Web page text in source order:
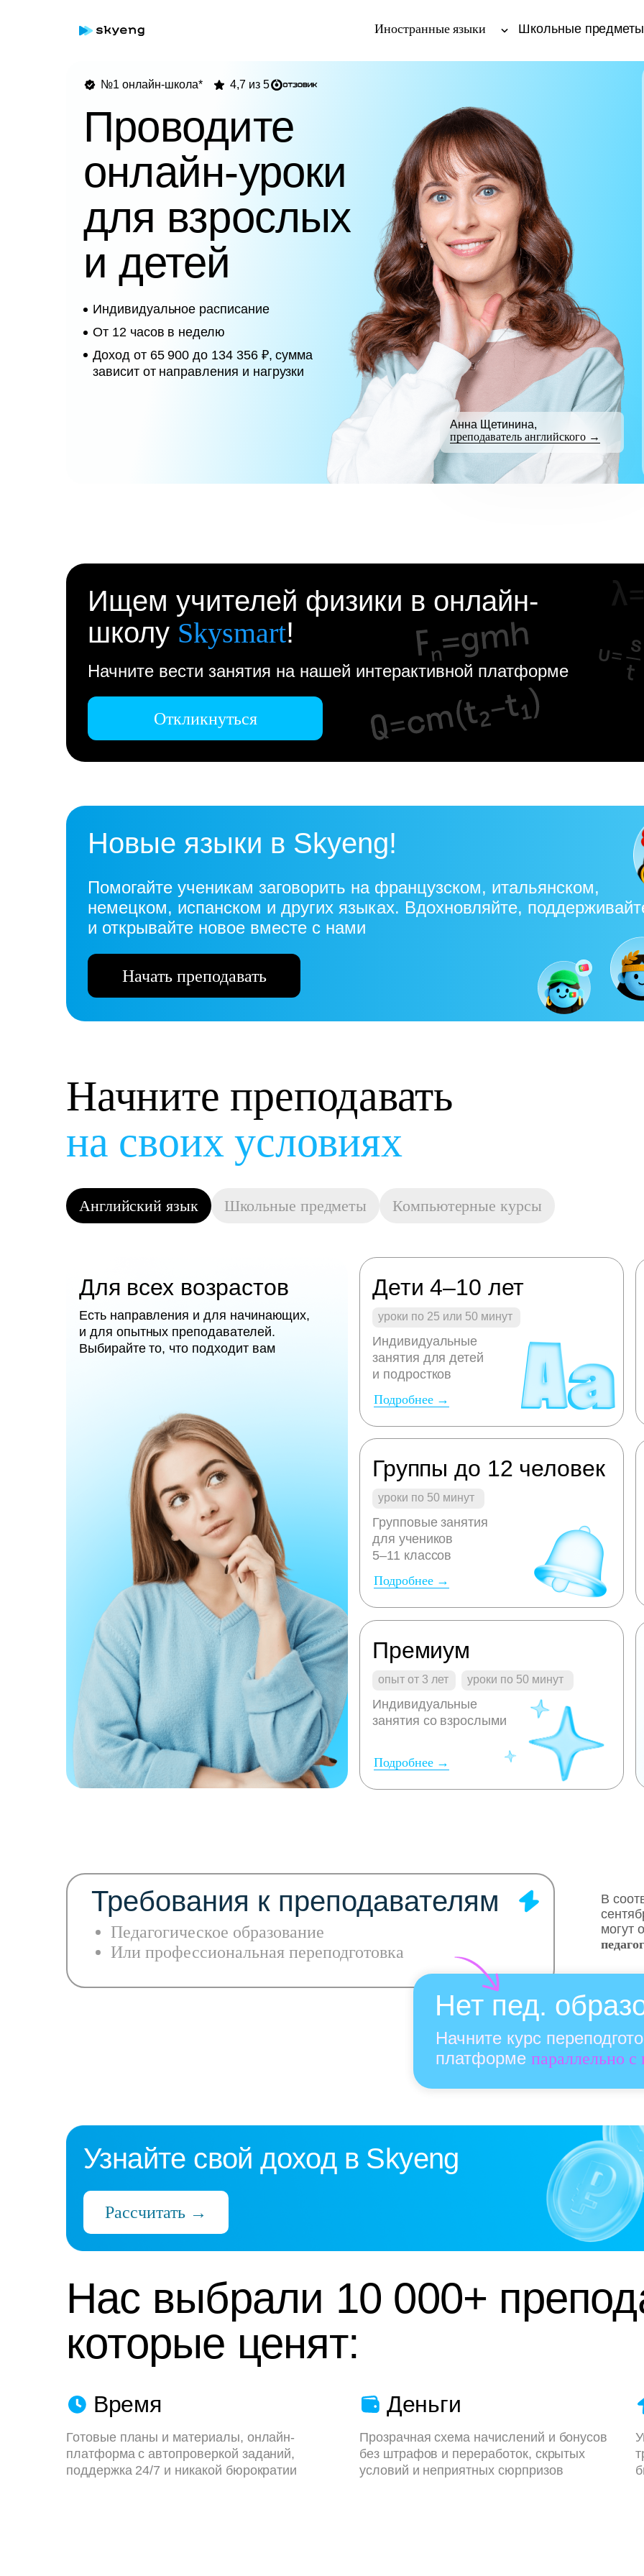
Иностранные языки Школьные предметы
№1 онлайн-школа*
Индивидуальное расписание
От 12 часов в неделю
Доход от 65 900 до 134 356 ₽, сумма
зависит от направления и нагрузки
4,7 из 5
Проводите
онлайн-уроки
для взрослых
и детей
Анна Щетинина,
преподаватель английского →
Ищем учителей физики в онлайн-
школу Skysmart!
Начните вести занятия на нашей интерактивной платформе
Откликнуться
Новые языки в Skyeng!
Помогайте ученикам заговорить на французском, итальянском,
немецком, испанском и других языках. Вдохновляйте,
и открывайте новое вместе с нами
Начать преподавать
Начните преподавать
на своих условиях
Английский язык Школьные предметы Компьютерные курсы
Для всех возрастов
Есть направления и для начинающих,
и для опытных преподавателей.
Выбирайте то, что подходит вам
Дети 4–10 лет
уроки по 25 или 50 минут
Индивидуальные
занятия для детей
и подростков
Подробнее →
Групповые занятия
для учеников
5–11 классов
уроки по 50 минут
Группы до 12 человек
Подробнее →
Премиум
опыт от 3 лет уроки по 50 минут
Индивидуальные
занятия со взрослыми
Подробнее →
Педагогическое образование
Или профессиональная переподготовка
В
могут
Начните курс
платформе параллельно с
Требования к преподавателям
Нет пед.
Узнайте свой доход в Skyeng
Рассчитать →
Нас выбрали 10 000+
которые ценят:
Время
Готовые планы и материалы, онлайн-
платформа с автопроверкой заданий,
поддержка 24/7 и никакой бюрократии
Деньги
Прозрачная схема начислений и бонусов
без штрафов и переработок, скрытых
условий и неприятных сюрпризов